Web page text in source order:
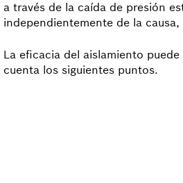
a través de la caída de presión
independientemente de la causa,
La eficacia del aislamiento
cuenta los siguientes puntos.